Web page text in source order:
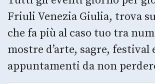
Friuli Venezia Giulia, trova
che fa più al caso tuo tra
mostre d’arte, sagre, festival
appuntamenti da non